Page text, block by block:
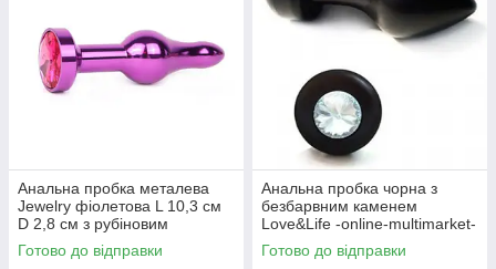
Анальна пробка металева
Jewelry фіолетова L 10,3 см
D 2,8 см з рубіновим
кристалом - online
multimarket Love&Life
Готово до відправки
Анальна пробка чорна з
безбарвним каменем
Love&Life -online-multimarket-
Готово до відправки